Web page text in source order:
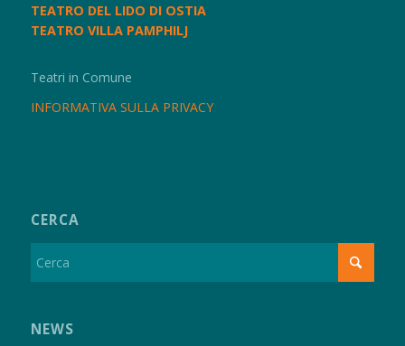
TEATRO DEL LIDO DI OSTIA
TEATRO VILLA PAMPHILJ
Teatri in Comune
INFORMATIVA SULLA PRIVACY
CERCA
NEWS